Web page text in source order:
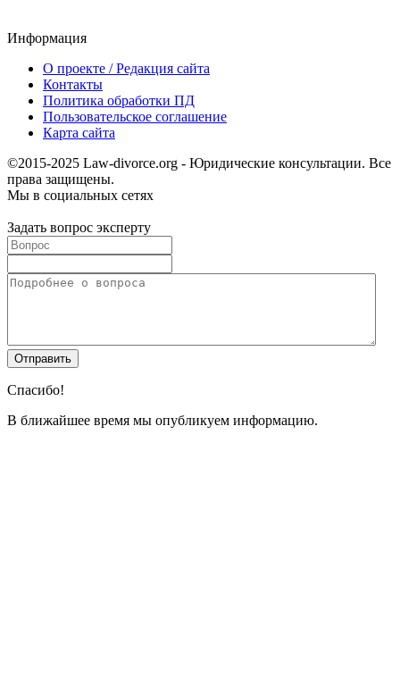
Информация
О проекте / Редакция сайта
Контакты
Политика обработки ПД
Пользовательское соглашение
Карта сайта
©2015-2025 Law-divorce.org - Юридические консультации. Все
права защищены.
Мы в социальных сетях
Задать вопрос эксперту
Спасибо!
В ближайшее время мы опубликуем информацию.